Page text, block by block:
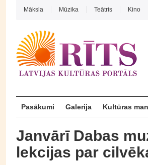
Māksla Mūzika Teātris Kino
Pasākumi Galerija Kultūras
Janvārī Dabas
lekcijas par